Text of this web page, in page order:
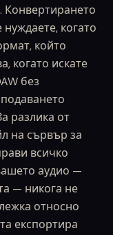
Конвертирането
нуждаете, когато
който
когато искате
без
разлика от
на сървър за
всичко
аудио —
— никога не
относно
експортира